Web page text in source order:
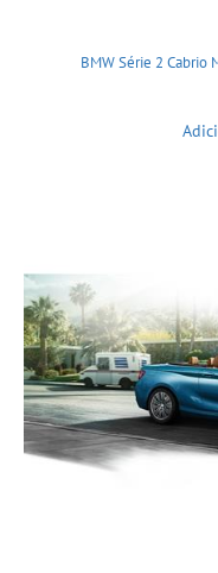
BMW Série 2 Cabrio